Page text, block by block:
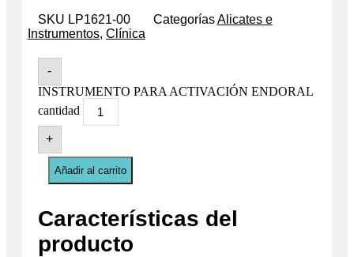
SKU LP1621-00 Categorías Alicates e
Instrumentos,Clínica
-
INSTRUMENTO PARA ACTIVACIÓN ENDORAL
cantidad
+
Añadir al carrito
Características del
producto